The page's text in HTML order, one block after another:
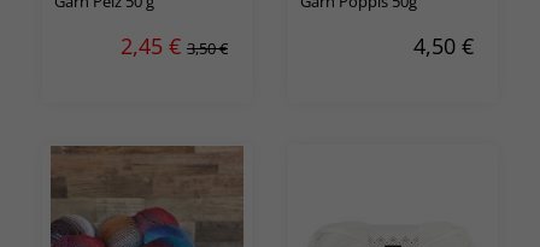
2,45 € 3,50 € 4,50 €